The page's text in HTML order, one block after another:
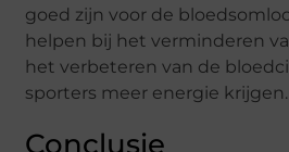
goed zijn voor de
helpen bij het verminderen
het verbeteren van de
sporters meer energie krijgen.
Conclusie